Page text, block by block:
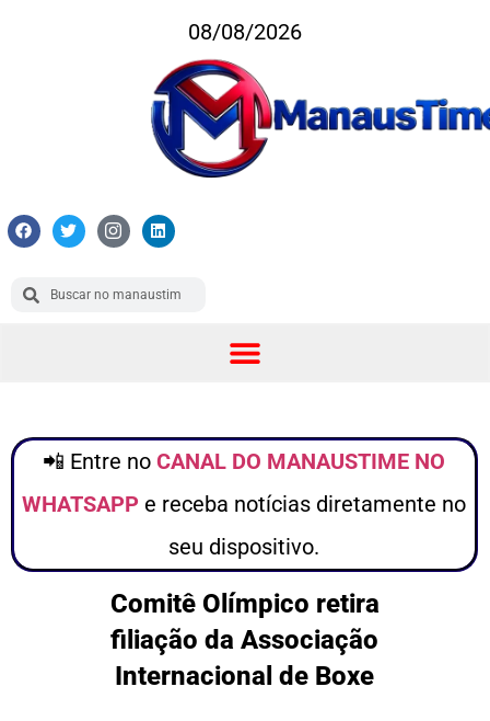
08/08/2026
📲 Entre no CANAL DO MANAUSTIME NO
WHATSAPP e receba notícias diretamente no
seu dispositivo.
Comitê Olímpico retira
filiação da Associação
Internacional de Boxe